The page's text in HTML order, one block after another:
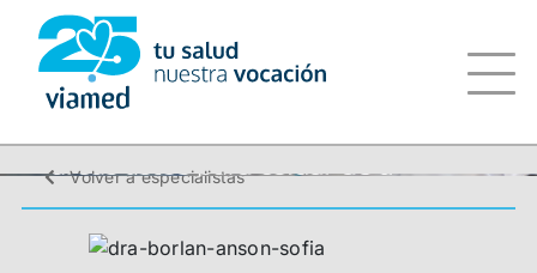
Saltar
contenido
Volver a especialistas